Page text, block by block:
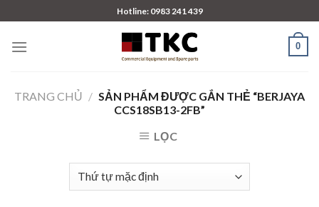
to
content
Hotline: 0983 241 439
0
TRANG CHỦ / SẢN PHẨM ĐƯỢC GẮN THẺ “BERJAYA
CCS18SB13-2FB”
LỌC